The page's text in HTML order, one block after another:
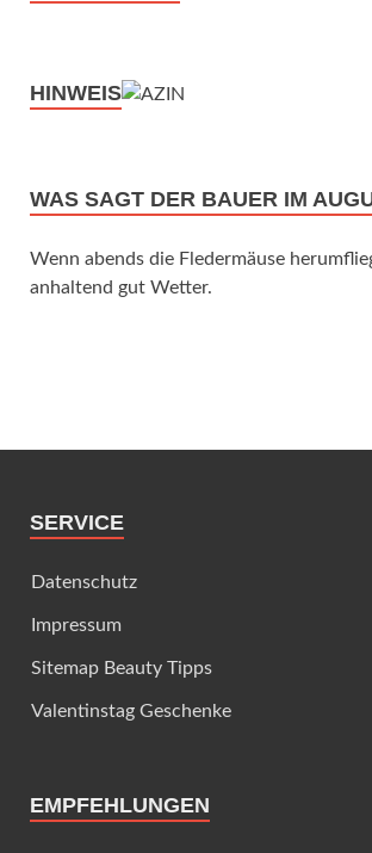
HINWEIS
WAS SAGT DER BAUER IM
Wenn abends die Fledermäuse
anhaltend gut Wetter.
SERVICE
Datenschutz
Impressum
Sitemap Beauty Tipps
Valentinstag Geschenke
EMPFEHLUNGEN